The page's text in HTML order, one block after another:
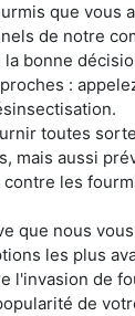
que vous
de notre
bonne
:
toutes
mais aussi
les
que nous
les plus
l'invasion de
de